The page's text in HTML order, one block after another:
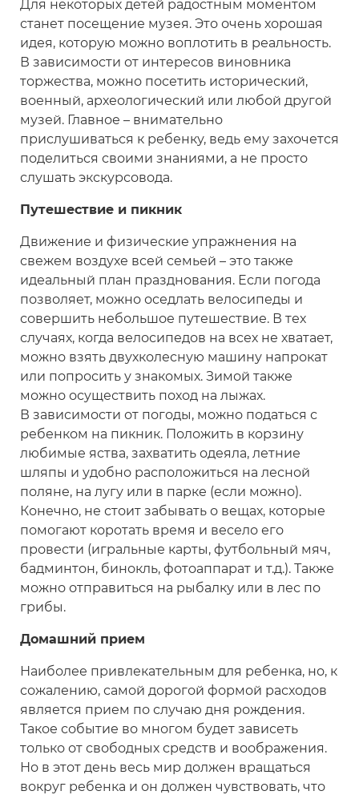
Для некоторых детей радостным моментом
станет посещение музея. Это очень хорошая
идея, которую можно воплотить в реальность.
В зависимости от интересов виновника
торжества, можно посетить исторический,
военный, археологический или любой другой
музей. Главное – внимательно
прислушиваться к ребенку, ведь ему захочется
поделиться своими знаниями, а не просто
слушать экскурсовода.
Путешествие и пикник
Движение и физические упражнения на
свежем воздухе всей семьей – это также
идеальный план празднования. Если погода
позволяет, можно оседлать велосипеды и
совершить небольшое путешествие. В тех
случаях, когда велосипедов на всех не хватает,
можно взять двухколесную машину напрокат
или попросить у знакомых. Зимой также
можно осуществить поход на лыжах.
В зависимости от погоды, можно податься с
ребенком на пикник. Положить в корзину
любимые яства, захватить одеяла, летние
шляпы и удобно расположиться на лесной
поляне, на лугу или в парке (если можно).
Конечно, не стоит забывать о вещах, которые
помогают коротать время и весело его
провести (игральные карты, футбольный мяч,
бадминтон, бинокль, фотоаппарат и т.д.). Также
можно отправиться на рыбалку или в лес по
грибы.
Домашний прием
Наиболее привлекательным для ребенка, но, к
сожалению, самой дорогой формой расходов
является прием по случаю дня рождения.
Такое событие во многом будет зависеть
только от свободных средств и воображения.
Но в этот день весь мир должен вращаться
вокруг ребенка и он должен чувствовать, что